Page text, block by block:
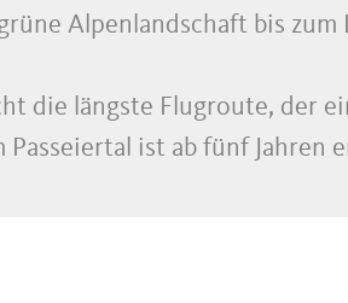
Alpenlandschaft bis zum
die längste Flugroute, der
ist ab fünf Jahren